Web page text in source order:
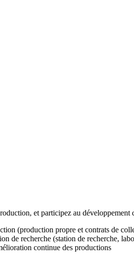
et participez au développement
(production propre et contrats de
de recherche (station de recherche,
continue des productions